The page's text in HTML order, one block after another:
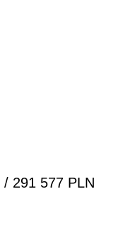
/ 291 577 PLN